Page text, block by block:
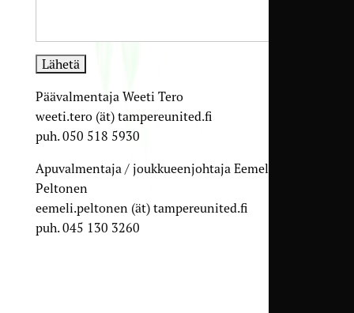
Päävalmentaja Weeti Tero
weeti.tero (ät) tampereunited.fi
puh. 050 518 5930
Apuvalmentaja / joukkueenjohtaja Eemeli
Peltonen
eemeli.peltonen (ät) tampereunited.fi
puh. 045 130 3260